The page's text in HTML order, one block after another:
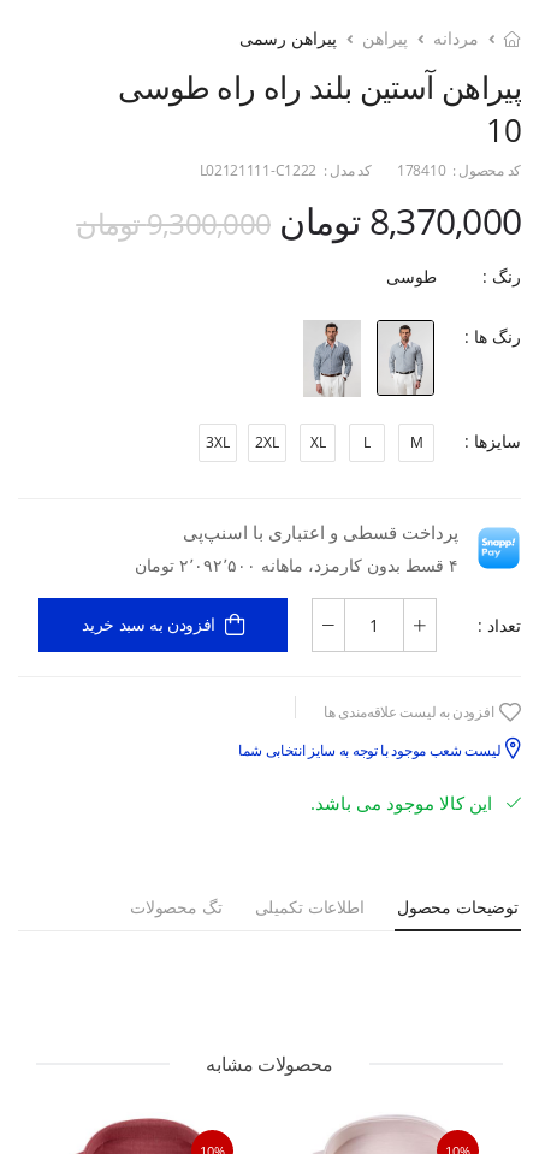
مردانه پیراهن پیراهن رسمی
پیراهن آستین بلند راه راه طوسی
10
کد محصول : 178410 کد مدل : L02121111-C1222
8,370,000 تومان 9,300,000 تومان
رنگ : طوسی
رنگ ها :
سایزها : M
L
XL
2XL
3XL
پرداخت قسطی و اعتباری با اسنپ‌پی
۴ قسط بدون کارمزد، ماهانه ۲٬۰۹۲٬۵۰۰ تومان
تعداد : افزودن به سبد خرید
افزودن به لیست علاقه‌مندی ها
لیست شعب موجود با توجه به سایز انتخابی شما
این کالا موجود می باشد.
توضیحات محصول اطلاعات تکمیلی تگ محصولات
محصولات مشابه